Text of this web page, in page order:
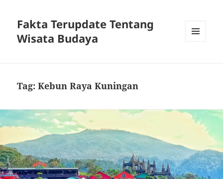
Fakta Terupdate Tentang
Wisata Budaya
Tag:Kebun Raya Kuningan